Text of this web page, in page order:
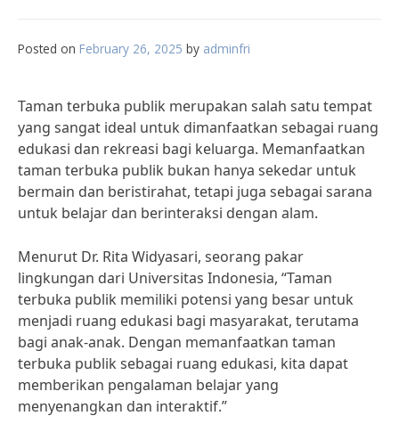
Posted on February 26, 2025 by adminfri
Taman terbuka publik merupakan salah satu tempat
yang sangat ideal untuk dimanfaatkan sebagai ruang
edukasi dan rekreasi bagi keluarga. Memanfaatkan
taman terbuka publik bukan hanya sekedar untuk
bermain dan beristirahat, tetapi juga sebagai sarana
untuk belajar dan berinteraksi dengan alam.
Menurut Dr. Rita Widyasari, seorang pakar
lingkungan dari Universitas Indonesia, “Taman
terbuka publik memiliki potensi yang besar untuk
menjadi ruang edukasi bagi masyarakat, terutama
bagi anak-anak. Dengan memanfaatkan taman
terbuka publik sebagai ruang edukasi, kita dapat
memberikan pengalaman belajar yang
menyenangkan dan interaktif.”